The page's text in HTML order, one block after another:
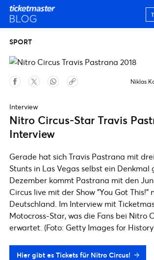
SPORT
Niklas
Interview
Nitro Circus-Star Travis
Interview
Gerade hat sich Travis Pastrana mit
Stunts in Las Vegas selbst ein Denkmal
Dezember kommt Pastrana mit den
Circus live mit der Show "You Got This!"
Deutschland. Im Interview mit
Motocross-Star, was die Fans bei Nitro
erwartet. (Foto: Getty Images for
Hier gibt es Tickets für Nitro Circus!